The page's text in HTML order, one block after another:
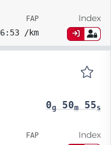
FAP
6:53 /km
Index
0g50m55s
FAP Index